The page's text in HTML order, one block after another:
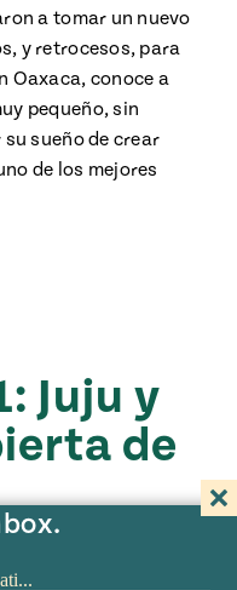
a tomar un nuevo
y retrocesos, para
Oaxaca, conoce a
pequeño, sin
sueño de crear
de los mejores
Juju y
de